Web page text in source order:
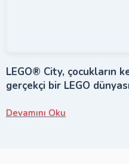
LEGO® City, çocukların
gerçekçi bir LEGO
Devamını Oku